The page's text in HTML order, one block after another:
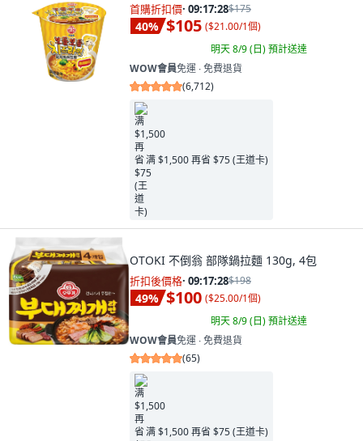
首購折扣價· 09:17:26$175
40% $105 ($21.00/1個)
明天 8/9 (日)預計送達
WOW會員免運 ∙ 免費退貨
(6,712)
满 $1,500 再省 $75 (王道卡)
OTOKI 不倒翁 部隊鍋拉麵 130g, 4包
折扣後價格· 09:17:26$198
49% $100 ($25.00/1個)
明天 8/9 (日)預計送達
WOW會員免運 ∙ 免費退貨
(65)
满 $1,500 再省 $75 (王道卡)